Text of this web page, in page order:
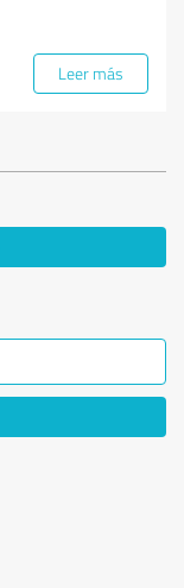
Leer más